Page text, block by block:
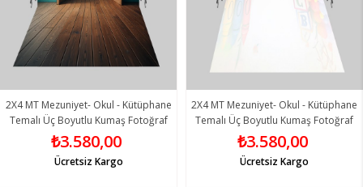
2X4 MT Mezuniyet- Okul - Kütüphane
Temalı Üç Boyutlu Kumaş Fotoğraf
Fonları - Fabric Photography
Backdrop
₺3.580,00
Ücretsiz Kargo
2X4 MT Mezuniyet- Okul - Kütüphane
Temalı Üç Boyutlu Kumaş Fotoğraf
Fonları 2 - Fabric Photography
Backdrop
₺3.580,00
Ücretsiz Kargo